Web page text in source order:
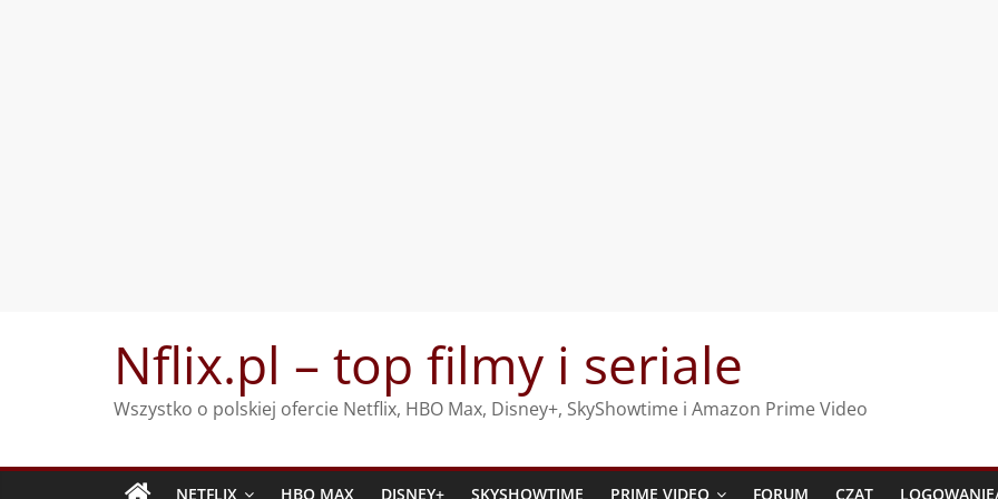
Nflix.pl – top filmy i seriale
Wszystko o polskiej ofercie Netflix, HBO Max, Disney+, SkyShowtime i Amazon Prime Video
NETFLIX HBO MAX DISNEY+ SKYSHOWTIME PRIME VIDEO FORUM CZAT